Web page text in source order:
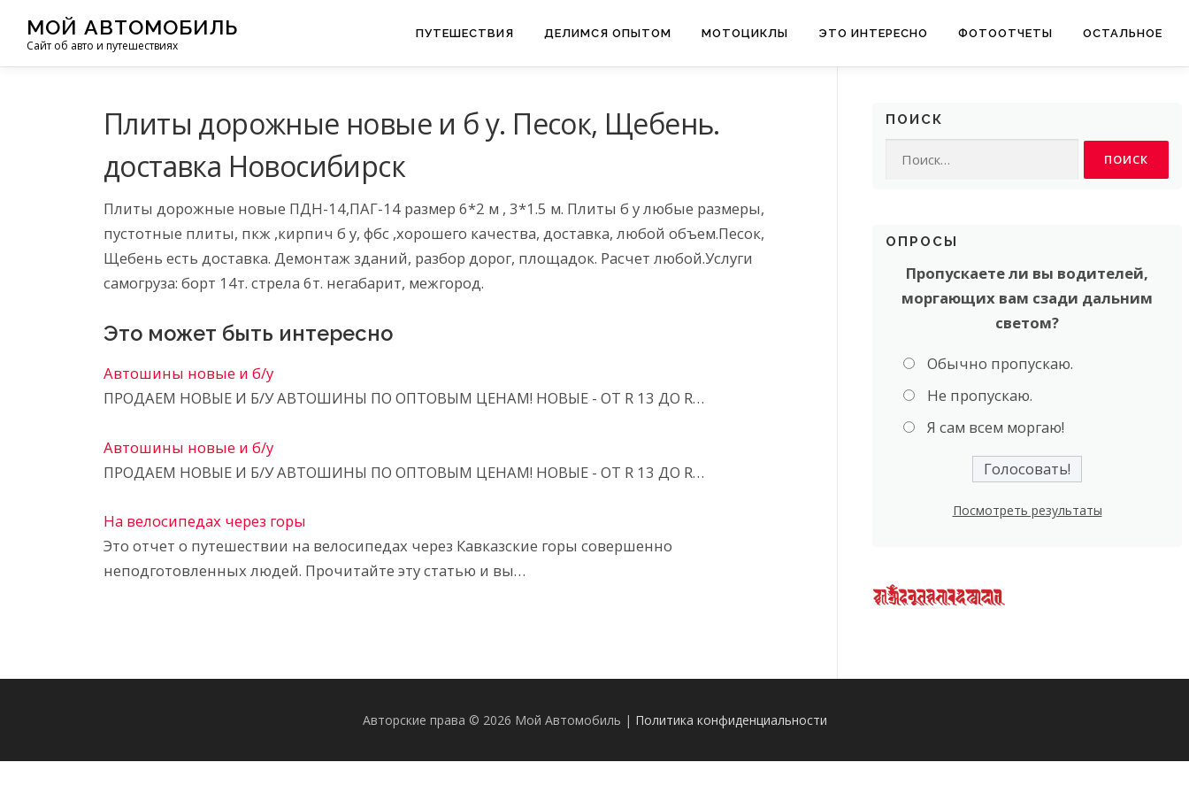
МОЙ АВТОМОБИЛЬ
Сайт об авто и путешествиях
ПУТЕШЕСТВИЯ ДЕЛИМСЯ ОПЫТОМ МОТОЦИКЛЫ ЭТО ИНТЕРЕСНО ФОТООТЧЕТЫ ОСТАЛЬНОЕ
Плиты дорожные новые и б у. Песок, Щебень.
доставка Новосибирск
Плиты дорожные новые ПДН-14,ПАГ-14 размер 6*2 м , 3*1.5 м. Плиты б у любые размеры,
пустотные плиты, пкж ,кирпич б у, фбс ,хорошего качества, доставка, любой объем.Песок,
Щебень есть доставка. Демонтаж зданий, разбор дорог, площадок. Расчет любой.Услуги
самогруза: борт 14т. стрела 6т. негабарит, межгород.
Это может быть интересно
Автошины новые и б/у
ПРОДАЕМ НОВЫЕ И Б/У АВТОШИНЫ ПО ОПТОВЫМ ЦЕНАМ! НОВЫЕ - ОТ R 13 ДО R…
Автошины новые и б/у
ПРОДАЕМ НОВЫЕ И Б/У АВТОШИНЫ ПО ОПТОВЫМ ЦЕНАМ! НОВЫЕ - ОТ R 13 ДО R…
На велосипедах через горы
Это отчет о путешествии на велосипедах через Кавказские горы совершенно
неподготовленных людей. Прочитайте эту статью и вы…
ПОИСК
ОПРОСЫ
Пропускаете ли вы водителей,
моргающих вам сзади дальним
светом?
Обычно пропускаю.
Не пропускаю.
Я сам всем моргаю!
Посмотреть результаты
Авторские права © 2026 Мой Автомобиль | Политика конфиденциальности